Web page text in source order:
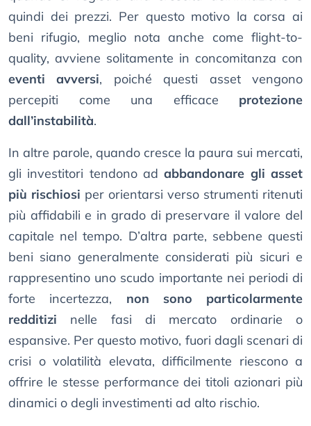
quindi dei prezzi. Per questo motivo la corsa ai
beni rifugio, meglio nota anche come flight-to-
quality, avviene solitamente in concomitanza con
eventi avversi, poiché questi asset vengono
percepiti come una efficace protezione
dall’instabilità.
In altre parole, quando cresce la paura sui mercati,
gli investitori tendono adabbandonare gli asset
più rischiosi per orientarsi verso strumenti ritenuti
più affidabili e in grado di preservare il valore del
capitale nel tempo. D’altra parte, sebbene questi
beni siano generalmente considerati più sicuri e
rappresentino uno scudo importante nei periodi di
forte incertezza, non sono particolarmente
redditizi nelle fasi di mercato ordinarie o
espansive. Per questo motivo, fuori dagli scenari di
crisi o volatilità elevata, difficilmente riescono a
offrire le stesse performance dei titoli azionari più
dinamici o degli investimenti ad alto rischio.